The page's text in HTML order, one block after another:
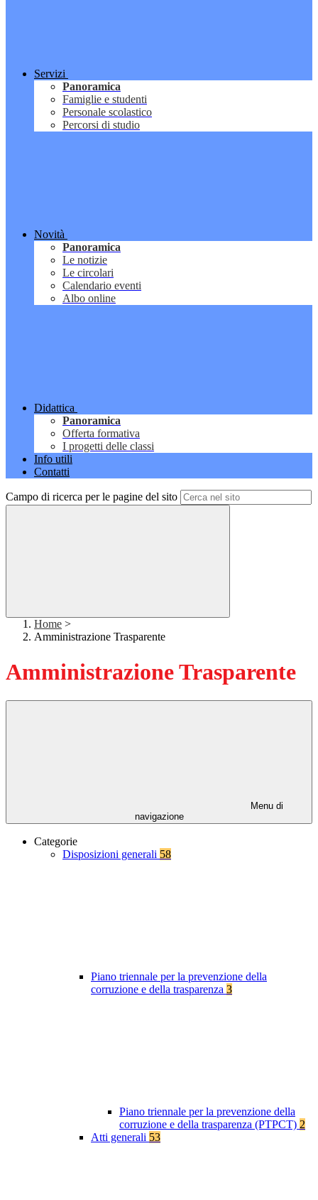
Servizi
Panoramica
Famiglie e studenti
Personale scolastico
Percorsi di studio
Novità
Panoramica
Le notizie
Le circolari
Calendario eventi
Albo online
Didattica
Panoramica
Offerta formativa
I progetti delle classi
Info utili
Contatti
Campo di ricerca per le pagine del sito
Home >
Amministrazione Trasparente
Amministrazione Trasparente
Menu di
navigazione
Categorie
Disposizioni generali 58
Piano triennale per la prevenzione della
corruzione e della trasparenza 3
Piano triennale per la prevenzione della
corruzione e della trasparenza (PTPCT) 2
Atti generali 53